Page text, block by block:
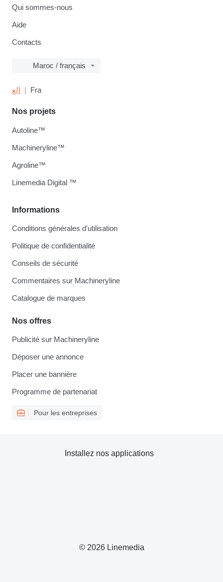
Qui sommes-nous
Aide
Contacts
Maroc / français
الع Fra
Informations
Conditions générales d'utilisation
Politique de confidentialité
Conseils de sécurité
Commentaires sur Machineryline
Catalogue de marques
Nos offres
Publicité sur Machineryline
Déposer une annonce
Placer une bannière
Programme de partenariat
Pour les entreprises
Nos projets
Autoline™
Machineryline™
Agroline™
Linemedia Digital ™
© 2026 Linemedia
Installez nos applications